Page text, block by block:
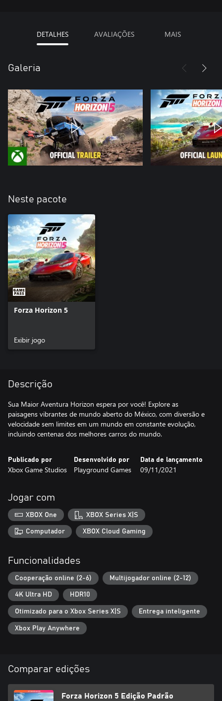
DETALHES AVALIAÇÕES MAIS
Galeria
Neste pacote
Forza Horizon 5
Exibir jogo
Descrição
Sua Maior Aventura Horizon espera por você! Explore as
paisagens vibrantes de mundo aberto do México, com diversão e
velocidade sem limites em um mundo em constante evolução,
incluindo centenas dos melhores carros do mundo.
Publicado por
Xbox Game Studios
Desenvolvido por
Playground Games
Data de lançamento
09/11/2021
Jogar com
XBOX One XBOX Series X|S
Computador XBOX Cloud Gaming
Funcionalidades
Cooperação online (2-6) Multijogador online (2-12)
4K Ultra HD HDR10
Otimizado para o Xbox Series X|S Entrega inteligente
Xbox Play Anywhere
Comparar edições
Forza Horizon 5 Edição Padrão